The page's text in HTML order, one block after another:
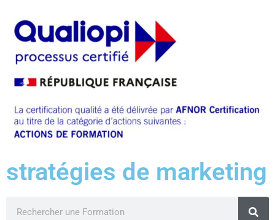
stratégies de marketing